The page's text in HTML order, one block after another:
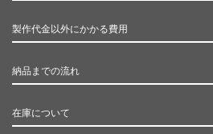
製作代金以外にかかる費用
納品までの流れ
在庫について